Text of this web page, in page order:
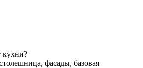
кухни?
фасады, базовая